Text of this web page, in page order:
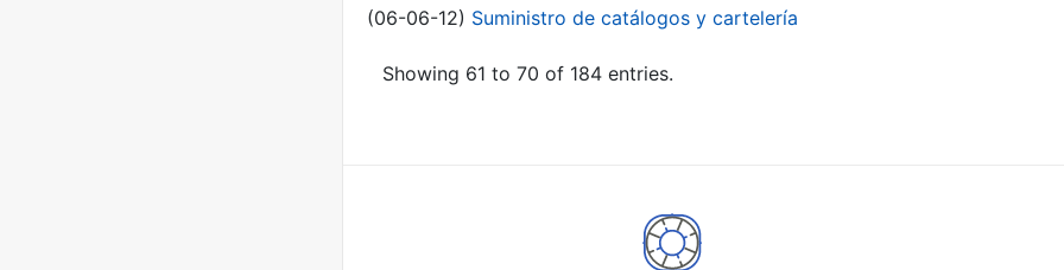
(06-06-12) Suministro de catálogos y cartelería
Showing 61 to 70 of 184 entries.